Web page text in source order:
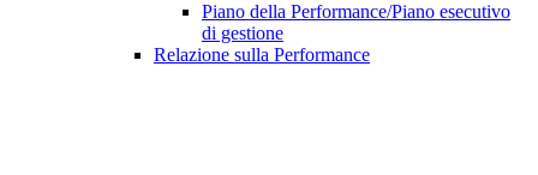
Piano della Performance/Piano esecutivo
di gestione
Relazione sulla Performance